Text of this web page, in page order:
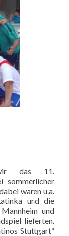
wir das 11.
sommerlicher
waren u.a.
und die
und
lieferten.
Stuttgart“